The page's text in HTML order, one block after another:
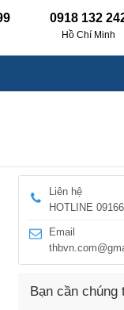
0918 132
Hồ Chí Minh
Liên hệ
HOTLINE
Email
Bạn cần chúng